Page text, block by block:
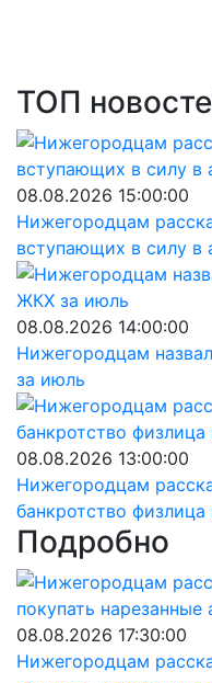
ТОП
08.08.2026 15:00:00
Нижегородцам
вступающих в силу в
08.08.2026 14:00:00
Нижегородцам
за июль
08.08.2026 13:00:00
Нижегородцам
банкротство
Подробно
08.08.2026 17:30:00
Нижегородцам